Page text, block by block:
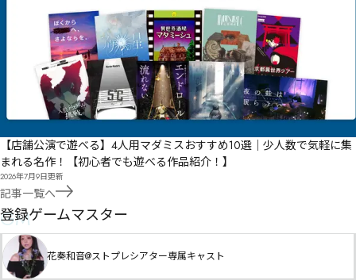
【店舗公演で遊べる】4人用マダミスおすすめ10選｜少人数で気軽に集
まれる名作！【初心者でも遊べる作品紹介！】
2026年7月9日更新
記事一覧へ
GM
登録ゲームマスター
花奏和音@ストプレシアター専属キャスト